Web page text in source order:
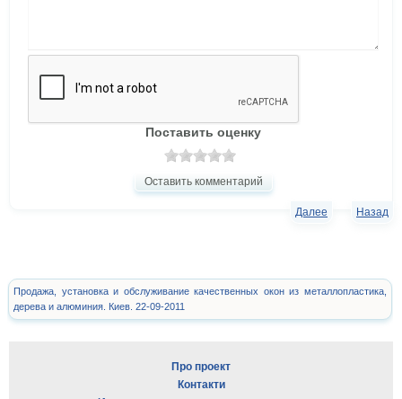
Поставить оценку
Оставить комментарий
Назад
Далее
Продажа, установка и обслуживание качественных окон из металлопластика,
дерева и алюминия. Киев. 22-09-2011
Про проект
Контакти